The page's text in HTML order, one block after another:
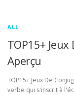
ALL
TOP15+
Aperçu
TOP15+ Jeux De
verbe qui s'inscrit à